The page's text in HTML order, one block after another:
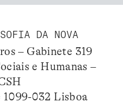
DA NOVA
– Gabinete 319
e Humanas –
1099-032 Lisboa